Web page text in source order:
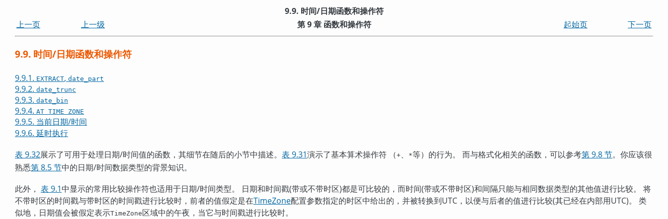
9.9. 时间/日期函数和操作符
上一页
上一级 第 9 章 函数和操作符 起始页 下一页
9.9. 时间/日期函数和操作符
9.9.1. EXTRACT, date_part
9.9.2. date_trunc
9.9.3. date_bin
9.9.4. AT TIME ZONE
9.9.5. 当前日期/时间
9.9.6. 延时执行
表 9.32展示了可用于处理日期/时间值的函数，其细节在随后的小节中描述。 表 9.31演示了基本算术操作符 （+、 *等）的行为。 而与格式化相关的函数，可以参考第 9.8 节。你应该很
熟悉第 8.5 节中的日期/时间数据类型的背景知识。
此外， 表 9.1中显示的常用比较操作符也适用于日期/时间类型。 日期和时间戳(带或不带时区)都是可比较的，而时间(带或不带时区)和间隔只能与相同数据类型的其他值进行比较。 将
不带时区的时间戳与带时区的时间戳进行比较时，前者的值假定是在TimeZone配置参数指定的时区中给出的，并被转换到UTC，以便与后者的值进行比较(其已经在内部用UTC)。 类
似地，日期值会被假定表示TimeZone区域中的午夜，当它与时间戳进行比较时。